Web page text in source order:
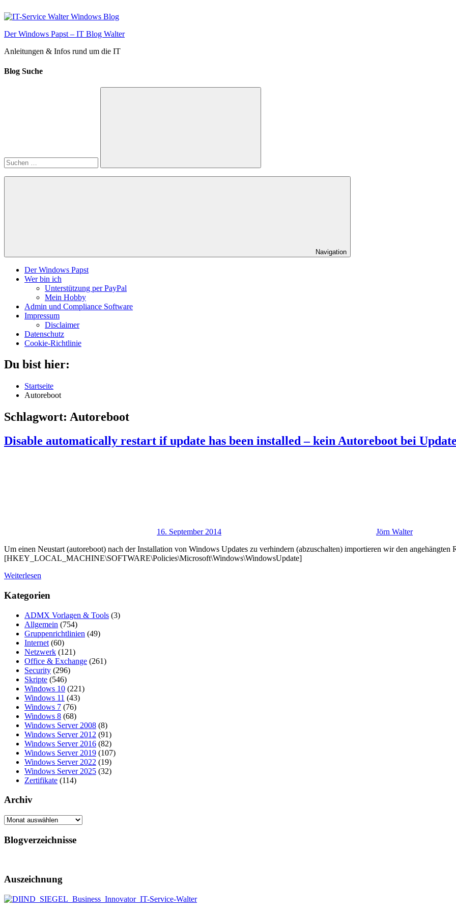
Inhalt
Der Windows Papst – IT Blog Walter
Anleitungen & Infos rund um die IT
Blog Suche
Suchen
Navigation
Der Windows Papst
Wer bin ich
Unterstützung per PayPal
Mein Hobby
Admin und Compliance Software
Impressum
Disclaimer
Datenschutz
Cookie-Richtlinie
Du bist hier:
Startseite
Autoreboot
Schlagwort: Autoreboot
Disable automatically restart if update has been installed – kein Autoreboot bei
16. September 2014
Jörn Walter
Um einen Neustart (autoreboot) nach der Installation von Windows Updates zu verhindern (abzuschalten) importieren wir den
[HKEY_LOCAL_MACHINE\SOFTWARE\Policies\Microsoft\Windows\WindowsUpdate]
Weiterlesen
Kategorien
ADMX Vorlagen & Tools (3)
Allgemein (754)
Gruppenrichtlinien (49)
Internet (60)
Netzwerk (121)
Office & Exchange (261)
Security (296)
Skripte (546)
Windows 10 (221)
Windows 11 (43)
Windows 7 (76)
Windows 8 (68)
Windows Server 2008 (8)
Windows Server 2012 (91)
Windows Server 2016 (82)
Windows Server 2019 (107)
Windows Server 2022 (19)
Windows Server 2025 (32)
Zertifikate (114)
Archiv
Archiv
Blogverzeichnisse
Auszeichnung